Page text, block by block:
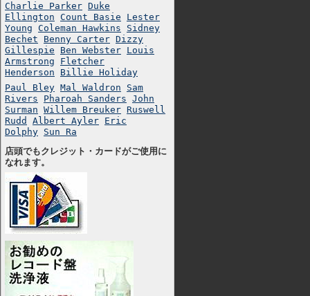
Charlie Parker Duke
Ellington Count Basie
Lester
Young Coleman Hawkins
Sidney
Bechet
Benny Carter Dizzy
Gillespie
Ben Webster Louis
Armstrong
Fletcher
Henderson
Billie Holiday
Paul Bley Mal Waldron
Sam
Rivers
Pharoah Sanders John
Surman Willem Breuker Ruswell
Rudd
Albert Ayler Eric
Dolphy Sun Ra
店頭でもクレジット・カードがご使用に
なれます。